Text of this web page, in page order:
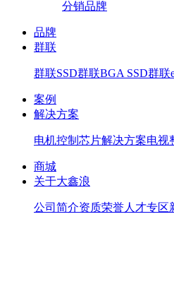
分销品牌
品牌
群联
群联SSD群联BGA SSD群联
案例
解决方案
电机控制芯片解决方案电视
商城
关于大鑫浪
公司简介资质荣誉人才专区